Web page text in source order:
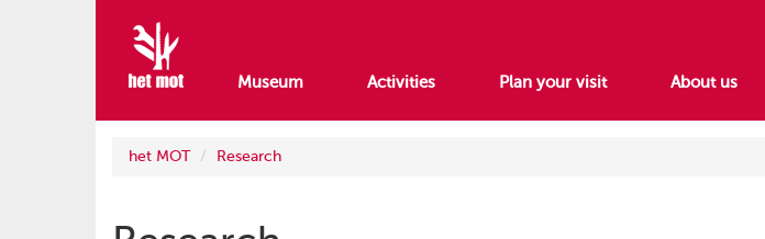
Museum Activities Plan your visit About us
het MOT Research